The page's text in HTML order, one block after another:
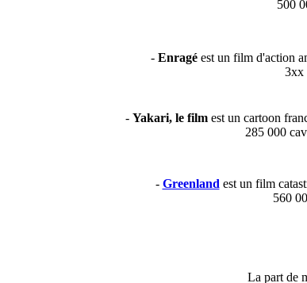
500
- Enragé est un film d'action
3xx
- Yakari, le film est un cartoon
285 000
- Greenland est un film
560
La part de